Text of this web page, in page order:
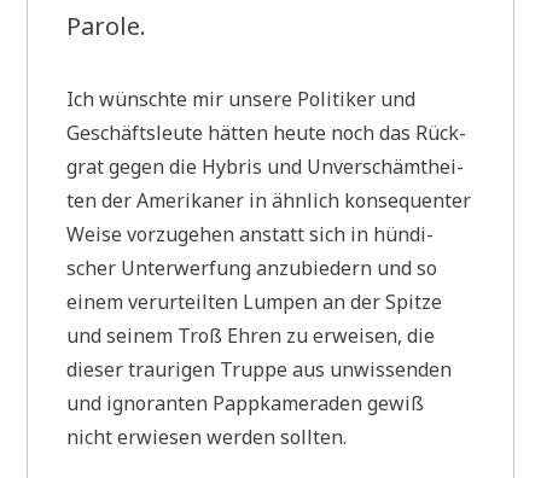
Parole.
Ich wünsch­te mir unse­re Poli­ti­ker und
Geschäfts­leu­te hät­ten heu­te noch das Rück­
grat gegen die Hybris und Unver­schämt­hei­
ten der Ame­ri­ka­ner in ähn­lich kon­se­quen­ter
Wei­se vor­zu­ge­hen anstatt sich in hün­di­
scher Unter­wer­fung anzu­bie­dern und so
einem ver­ur­teil­ten Lum­pen an der Spit­ze
und sei­nem Troß Ehren zu erwei­sen, die
die­ser trau­ri­gen Trup­pe aus unwis­sen­den
und igno­ran­ten Papp­ka­me­ra­den gewiß
nicht erwie­sen wer­den sollten.